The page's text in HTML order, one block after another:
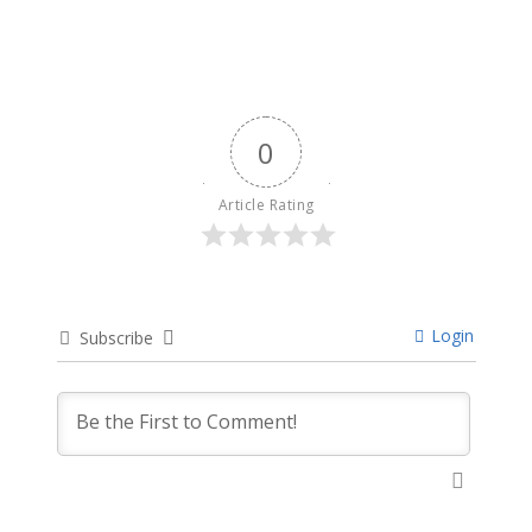
0
Article Rating
Subscribe Login